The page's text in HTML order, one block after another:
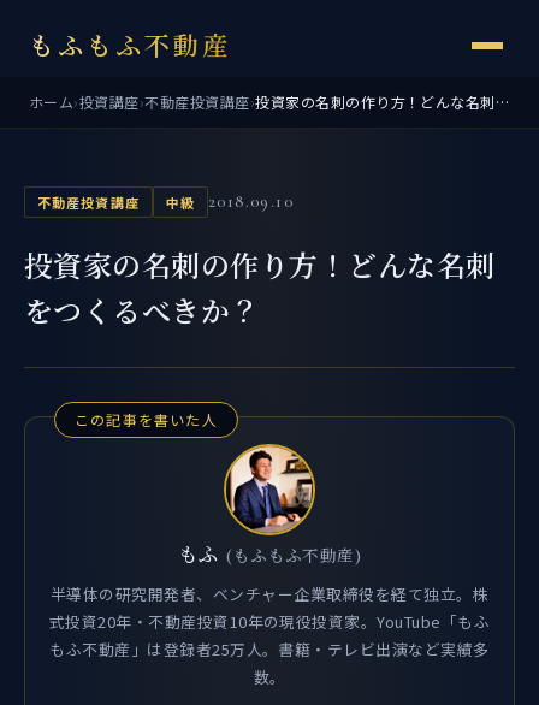
もふもふ不動産
ホーム›投資講座›不動産投資講座› 投資家の名刺の作り方！どんな名刺をつくるべきか？
不動産投資講座 中級 2018.09.10
投資家の名刺の作り方！どんな名刺
をつくるべきか？
この記事を書いた人
もふ (もふもふ不動産)
半導体の研究開発者、ベンチャー企業取締役を経て独立。株
式投資20年・不動産投資10年の現役投資家。YouTube「もふ
もふ不動産」は登録者25万人。書籍・テレビ出演など実績多
数。